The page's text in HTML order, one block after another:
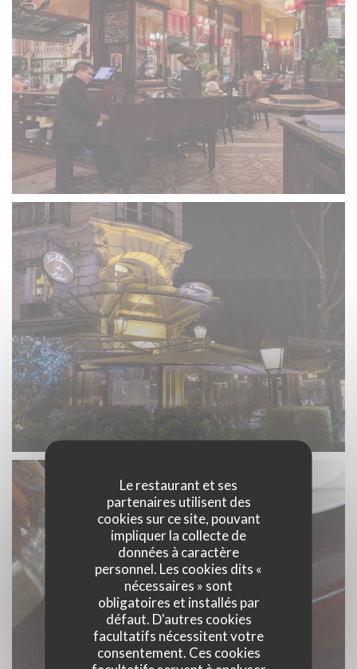
Le restaurant et ses
partenaires utilisent des
cookies sur ce site, pouvant
impliquer la collecte de
données à caractère
personnel. Les cookies dits «
nécessaires » sont
obligatoires et installés par
défaut. D'autres cookies
facultatifs nécessitent votre
consentement. Ces cookies